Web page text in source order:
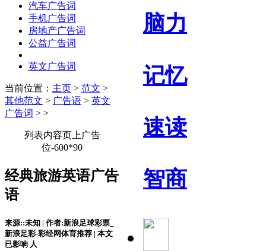
脑力
记忆
速读
智商
汽车广告词
手机广告词
房地产广告词
公益广告词
英文广告词
当前位置： 主页 > 范文 >
其他范文 > 广告语 > 英文
广告词 > >
列表内容页上广告
位-600*90
经典旅游英语广告
语
来源::未知 | 作者:新浪足球彩票_
新浪足彩-彩经网体育推荐 | 本文
已影响 人